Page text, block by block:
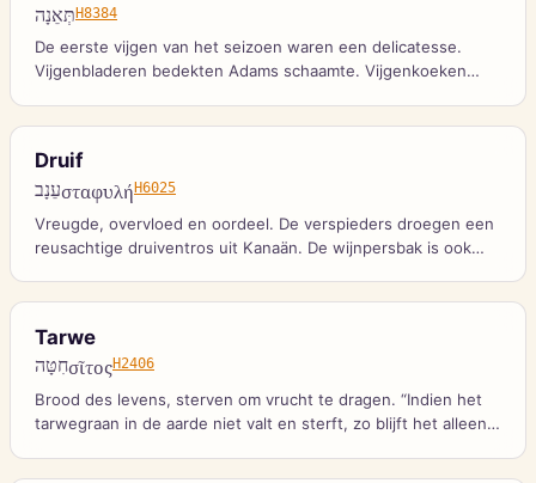
תְּאֵנָה H8384
De eerste vijgen van het seizoen waren een delicatesse.
Vijgenbladeren bedekten Adams schaamte. Vijgenkoeken
Druif
עֵנָבσταφυλήH6025
Vreugde, overvloed en oordeel. De verspieders droegen een
reusachtige druiventros uit Kanaän. De wijnpersbak is ook
Tarwe
חִטָּהσῖτοςH2406
Brood des levens, sterven om vrucht te dragen. “Indien het
tarwegraan in de aarde niet valt en sterft, zo blijft het alleen.”